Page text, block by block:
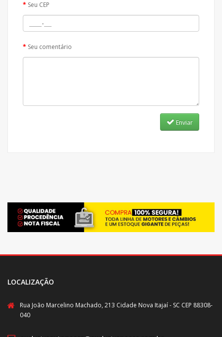
Seu CEP
Seu comentário
Enviar
LOCALIZAÇÃO
Rua João Marcelino Machado, 213 Cidade Nova Itajaí - SC CEP 88308-
040